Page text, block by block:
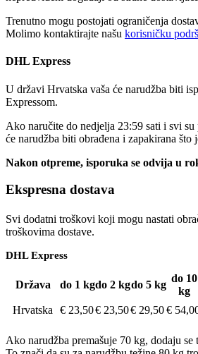
Trenutno mogu postojati ograničenja
Molimo kontaktirajte našu korisničku
DHL Express
U državi Hrvatska vaša će narudžba biti
Expressom.
Ako naručite do nedjelja 23:59 sati i svi
će narudžba biti obrađena i zapakirana što
Nakon otpreme, isporuka se odvija u
Ekspresna dostava
Svi dodatni troškovi koji mogu nastati
troškovima dostave.
DHL Express
Država do 1 kgdo 2 kgdo 5 kg
do 10
kg
Hrvatska
€ 23,50€ 23,50€ 29,50€
Ako narudžba premašuje 70 kg, dodaju se